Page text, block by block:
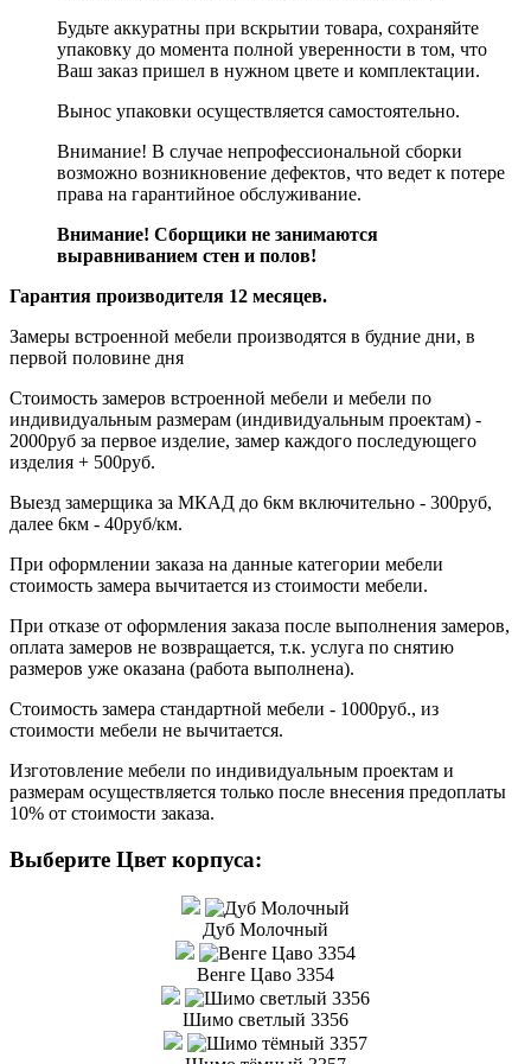
Будьте аккуратны при вскрытии товара, сохраняйте
упаковку до момента полной уверенности в том, что
Ваш заказ пришел в нужном цвете и комплектации.
Вынос упаковки осуществляется самостоятельно.
Внимание! В случае непрофессиональной сборки
возможно возникновение дефектов, что ведет к потере
права на гарантийное обслуживание.
Внимание! Сборщики не занимаются
выравниванием стен и полов!
Гарантия производителя 12 месяцев.
Замеры встроенной мебели производятся в будние дни, в
первой половине дня
Стоимость замеров встроенной мебели и мебели по
индивидуальным размерам (индивидуальным проектам) -
2000руб за первое изделие, замер каждого последующего
изделия + 500руб.
Выезд замерщика за МКАД до 6км включительно - 300руб,
далее 6км - 40руб/км.
При оформлении заказа на данные категории мебели
стоимость замера вычитается из стоимости мебели.
При отказе от оформления заказа после выполнения замеров,
оплата замеров не возвращается, т.к. услуга по снятию
размеров уже оказана (работа выполнена).
Стоимость замера стандартной мебели - 1000руб., из
стоимости мебели не вычитается.
Изготовление мебели по индивидуальным проектам и
размерам осуществляется только после внесения предоплаты
10% от стоимости заказа.
Выберите Цвет корпуса:
Дуб Молочный
Венге Цаво 3354
Шимо светлый 3356